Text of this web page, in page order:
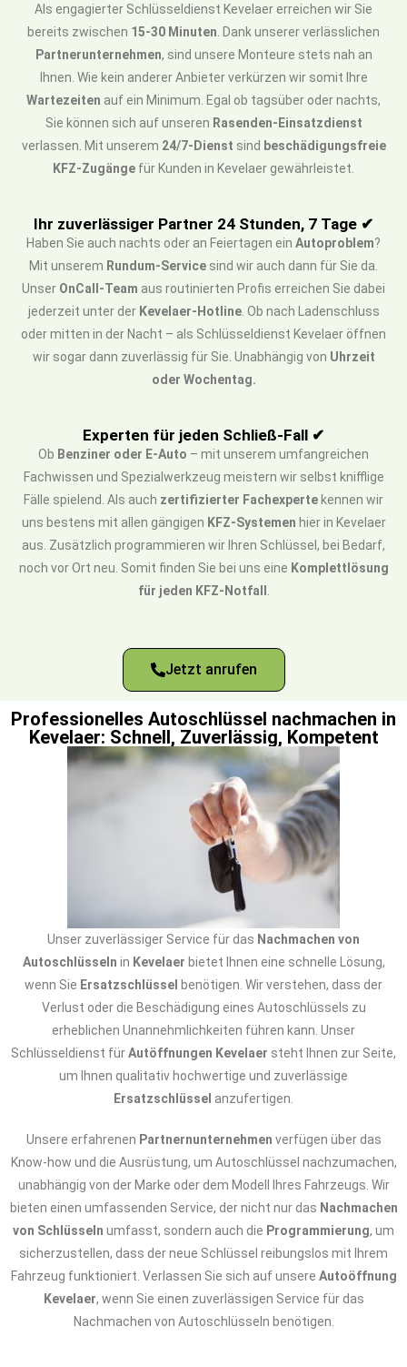
Als engagierter Schlüsseldienst Kevelaer erreichen wir Sie
bereits zwischen 15-30 Minuten . Dank unserer verlässlichen
Partnerunternehmen, sind unsere Monteure stets nah an
Ihnen. Wie kein anderer Anbieter verkürzen wir somit Ihre
Wartezeiten auf ein Minimum. Egal ob tagsüber oder nachts,
Sie können sich auf unseren Rasenden-Einsatzdienst
verlassen. Mit unserem 24/7-Dienst sind beschädigungsfreie
KFZ-Zugänge für Kunden in Kevelaer gewährleistet.
Ihr zuverlässiger Partner 24 Stunden, 7 Tage ✔
Haben Sie auch nachts oder an Feiertagen ein Autoproblem?
Mit unserem Rundum-Service sind wir auch dann für Sie da.
Unser OnCall-Team aus routinierten Profis erreichen Sie dabei
jederzeit unter der Kevelaer-Hotline. Ob nach Ladenschluss
oder mitten in der Nacht – als Schlüsseldienst Kevelaer öffnen
wir sogar dann zuverlässig für Sie. Unabhängig von Uhrzeit
oder Wochentag.
Experten für jeden Schließ-Fall ✔
Ob Benziner oder E-Auto – mit unserem umfangreichen
Fachwissen und Spezialwerkzeug meistern wir selbst knifflige
Fälle spielend. Als auch zertifizierter Fachexperte kennen wir
uns bestens mit allen gängigen KFZ-Systemen hier in Kevelaer
aus. Zusätzlich programmieren wir Ihren Schlüssel, bei Bedarf,
noch vor Ort neu. Somit finden Sie bei uns eine Komplettlösung
für jeden KFZ-Notfall
Jetzt anrufen
Professionelles Autoschlüssel nachmachen in
Kevelaer: Schnell, Zuverlässig, Kompetent
Unser zuverlässiger Service für das Nachmachen von
Autoschlüsseln in Kevelaer bietet Ihnen eine schnelle Lösung,
wenn Sie Ersatzschlüssel benötigen. Wir verstehen, dass der
Verlust oder die Beschädigung eines Autoschlüssels zu
erheblichen Unannehmlichkeiten führen kann. Unser
Schlüsseldienst fürAutöffnungen Kevelaer steht Ihnen zur Seite,
um Ihnen qualitativ hochwertige und zuverlässige
Ersatzschlüssel anzufertigen.
Unsere erfahrenen Partnernunternehmen verfügen über das
Know-how und die Ausrüstung, um Autoschlüssel nachzumachen,
unabhängig von der Marke oder dem Modell Ihres Fahrzeugs. Wir
bieten einen umfassenden Service, der nicht nur das Nachmachen
von Schlüsseln umfasst, sondern auch die Programmierung, um
sicherzustellen, dass der neue Schlüssel reibungslos mit Ihrem
Fahrzeug funktioniert. Verlassen Sie sich auf unsere Autoöffnung
Kevelaer, wenn Sie einen zuverlässigen Service für das
Nachmachen von Autoschlüsseln benötigen.